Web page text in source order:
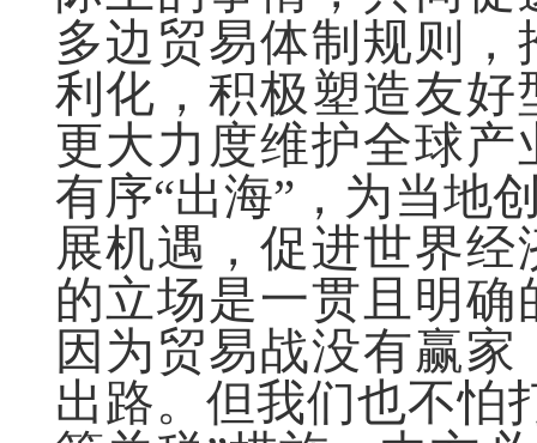
多边贸易体制规则
利化，积极塑造友
更大力度维护全球
有序“出海”，为当地
展机遇，促进世界
的立场是一贯且明
因为贸易战没有赢
出路。但我们也不怕